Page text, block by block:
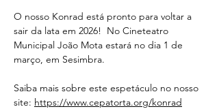
O nosso Konrad está pronto para voltar a
sair da lata em 2026!  No Cineteatro
Municipal João Mota estará no dia 1 de
março, em Sesimbra.
Saiba mais sobre este espetáculo no nosso
site: https://www.cepatorta.org/konrad